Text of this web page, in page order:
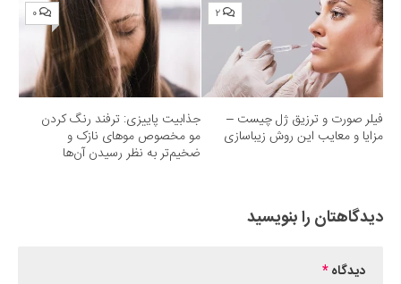
۲
فیلر صورت و ترزیق ژل چیست –
مزایا و معایب این روش زیباسازی
۰
جذابیت پاییزی: ترفند رنگ کردن
مو مخصوص موهای نازک و
ضخیم‌تر به نظر رسیدن آن‌ها
دیدگاهتان را بنویسید
دیدگاه*